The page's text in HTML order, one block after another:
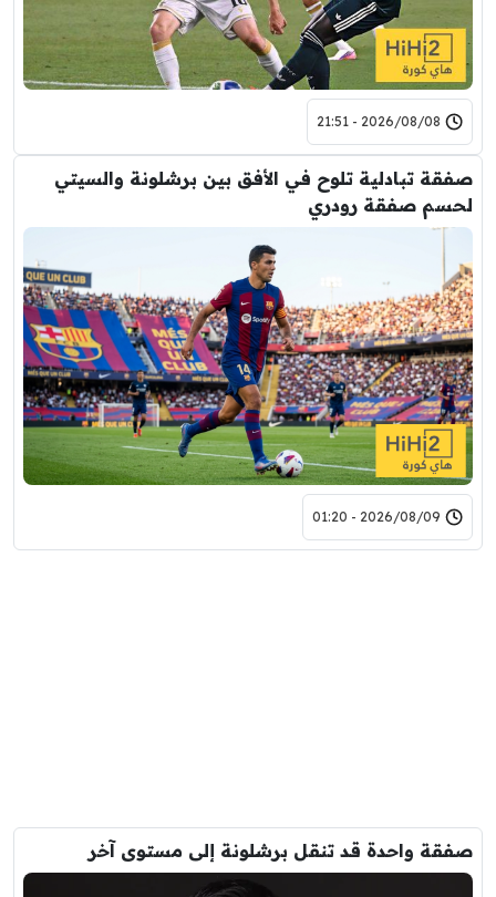
2026/08/08 - 21:51
صفقة تبادلية تلوح في الأفق بين برشلونة والسيتي
لحسم صفقة رودري
2026/08/09 - 01:20
صفقة واحدة قد تنقل برشلونة إلى مستوى آخر